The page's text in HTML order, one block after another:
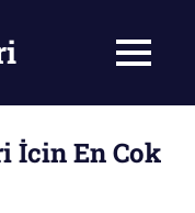
MENU
İcin En Cok